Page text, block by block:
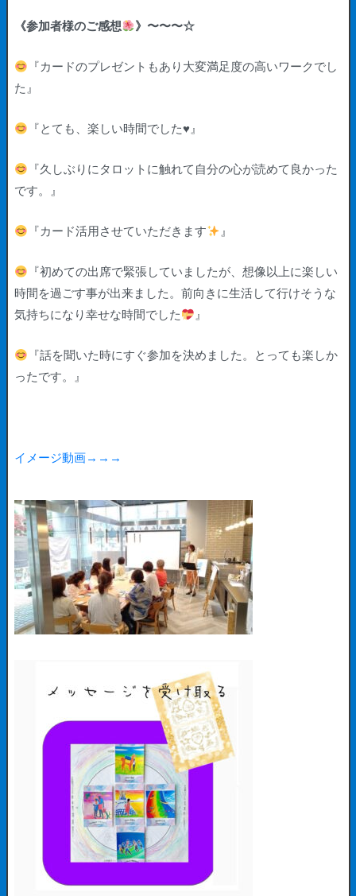
《参加者様のご感想 》〜〜〜☆
『カードのプレゼントもあり大変満足度の高いワークでし
た』
『とても、楽しい時間でした♥️』
『久しぶりにタロットに触れて自分の心が読めて良かった
です。』
『カード活用させていただきます 』
『初めての出席で緊張していましたが、想像以上に楽しい
時間を過ごす事が出来ました。前向きに生活して行けそうな
気持ちになり幸せな時間でした
』
『話を聞いた時にすぐ参加を決めました。とっても楽しか
ったです。』
イメージ動画→→→